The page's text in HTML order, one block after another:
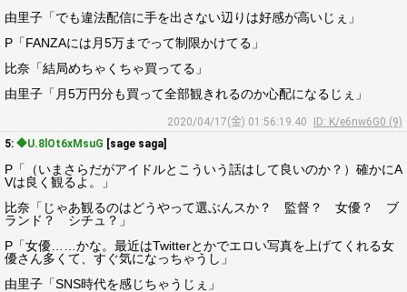
由里子「でも違法配信に手を出さない辺りは好感が高いじぇ」
P「FANZAには月5万までって制限かけてる」
比奈「結局めちゃくちゃ買ってる」
由里子「月5万円分も買って全部観きれるのか心配になるじぇ」
2020/04/17(金) 01:56:19.40
ID: K/e6nw6G0 (9)
5: ◆U.8lOt6xMsuG [sage saga]
P「（いまさらだがアイドルとこういう話はして良いのか？）確かにA
Vは良く観るよ。」
比奈「じゃあ観るのはどうやって選ぶんスか？ 監督？ 女優？ ブ
ランド？ シチュ？」
P「女優……かな。最近はTwitterとかでエロい写真を上げてくれる女
優さん多くて、すぐ気になっちゃうし」
由里子「SNS時代を感じちゃうじぇ」